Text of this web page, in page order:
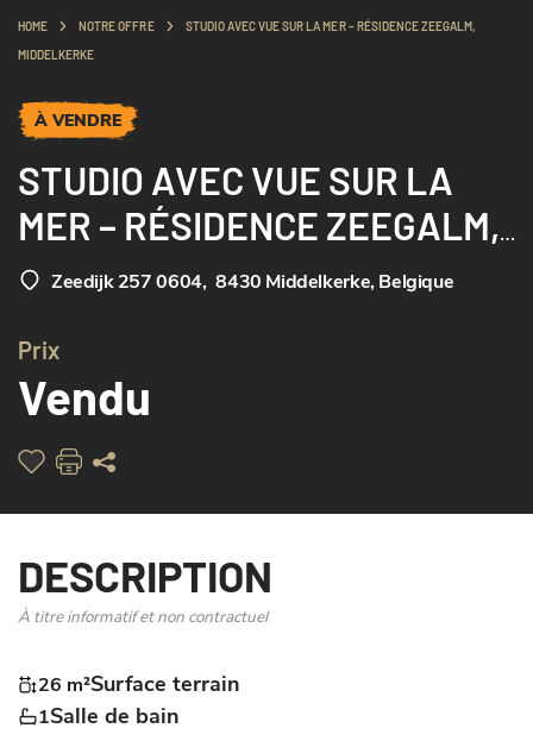
HOME NOTRE OFFRE
STUDIO AVEC VUE SUR LA MER – RÉSIDENCE ZEEGALM,
MIDDELKERKE
À VENDRE
STUDIO AVEC VUE SUR LA
MER – RÉSIDENCE ZEEGALM,
MIDDELKERKE
Zeedijk 257 0604, 8430 Middelkerke, Belgique
Prix
Vendu
DESCRIPTION
À titre informatif et non contractuel
26 m²Surface terrain
1Salle de bain